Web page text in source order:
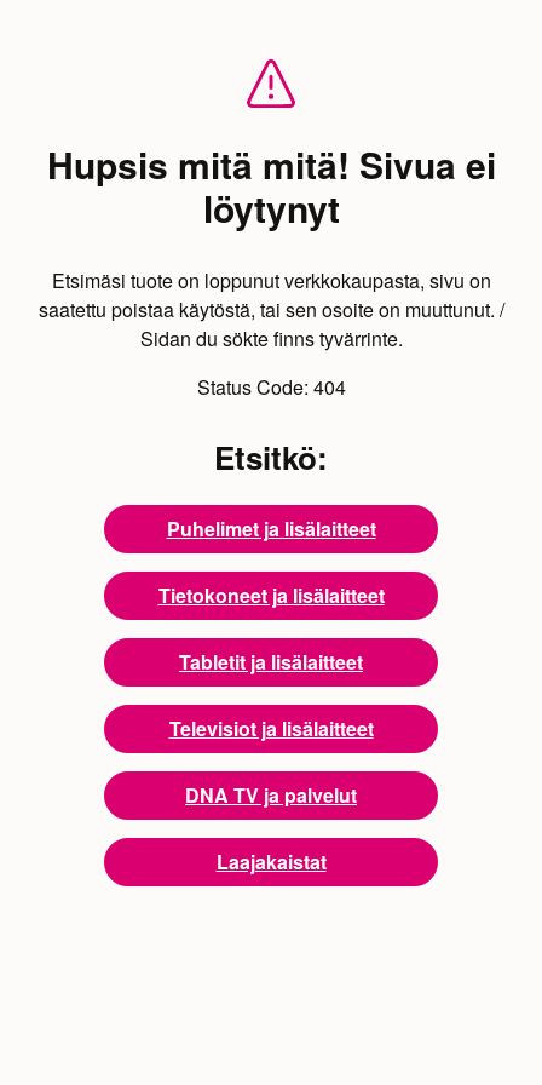
Hupsis mitä mitä! Sivua ei
löytynyt
Etsimäsi tuote on loppunut verkkokaupasta, sivu on
saatettu poistaa käytöstä, tai sen osoite on muuttunut. /
Sidan du sökte finns tyvärrinte.
Status Code: 404
Etsitkö:
Puhelimet ja lisälaitteet
Tietokoneet ja lisälaitteet
Tabletit ja lisälaitteet
Televisiot ja lisälaitteet
DNA TV ja palvelut
Laajakaistat